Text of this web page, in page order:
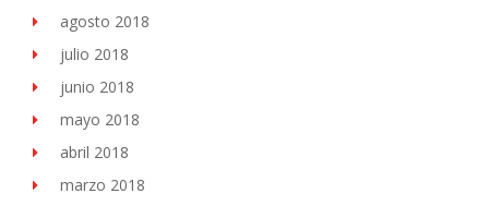
agosto 2018
julio 2018
junio 2018
mayo 2018
abril 2018
marzo 2018